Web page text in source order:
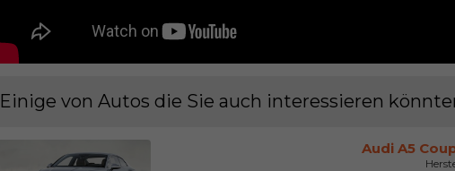
Einige von Autos die Sie auch interessieren
Audi A5